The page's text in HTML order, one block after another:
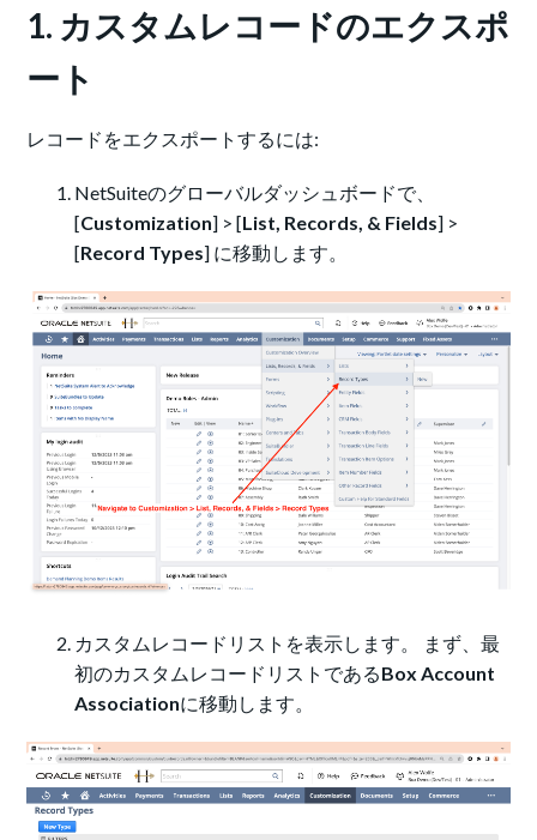
1. カスタムレコードのエクスポ
ート
レコードをエクスポートするには:
NetSuiteのグローバルダッシュボードで、
[Customization] > [List, Records, & Fields] >
[Record Types] に移動します。
カスタムレコードリストを表示します。 まず、最
初のカスタムレコードリストであるBox Account
Associationに移動します。